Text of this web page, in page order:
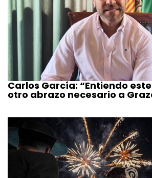
Carlos García: “Entiendo
otro abrazo necesario a